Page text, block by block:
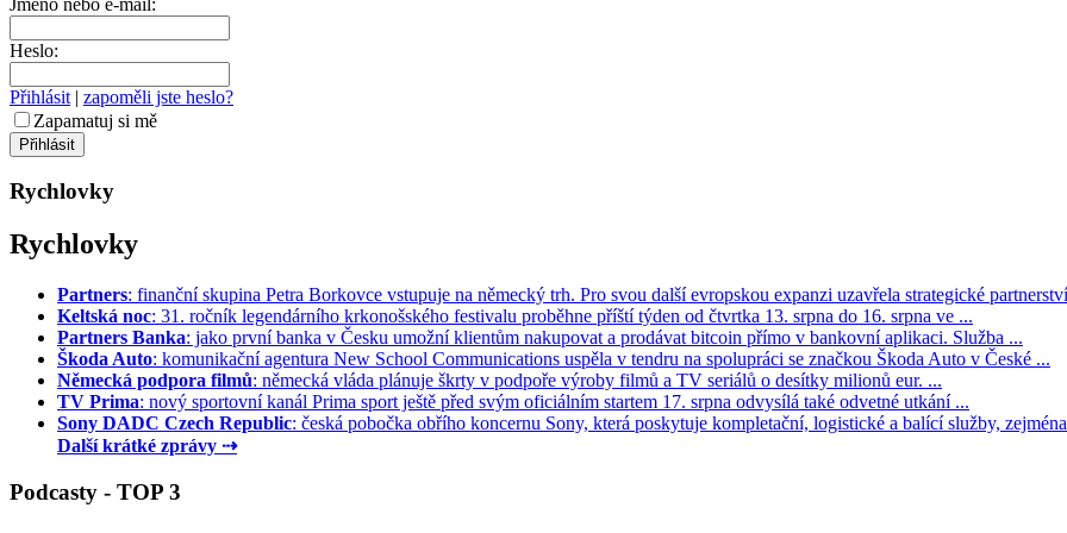
Heslo:
Přihlásit | zapoměli jste heslo?
Zapamatuj si mě
Rychlovky
Rychlovky
Partners: finanční skupina Petra Borkovce vstupuje na německý trh. Pro svou další evropskou expanzi uzavřela strategické
Keltská noc: 31. ročník legendárního krkonošského festivalu proběhne příští týden od čtvrtka 13. srpna do 16. srpna ve ...
Partners Banka: jako první banka v Česku umožní klientům nakupovat a prodávat bitcoin přímo v bankovní aplikaci. Služba ...
Škoda Auto: komunikační agentura New School Communications uspěla v tendru na spolupráci se značkou Škoda Auto v České ...
Německá podpora filmů: německá vláda plánuje škrty v podpoře výroby filmů a TV seriálů o desítky milionů eur. ...
TV Prima: nový sportovní kanál Prima sport ještě před svým oficiálním startem 17. srpna odvysílá také odvetné utkání ...
Sony DADC Czech Republic: česká pobočka obřího koncernu Sony, která poskytuje kompletační, logistické a balící služby,
Další krátké zprávy ⇢
Podcasty - TOP 3